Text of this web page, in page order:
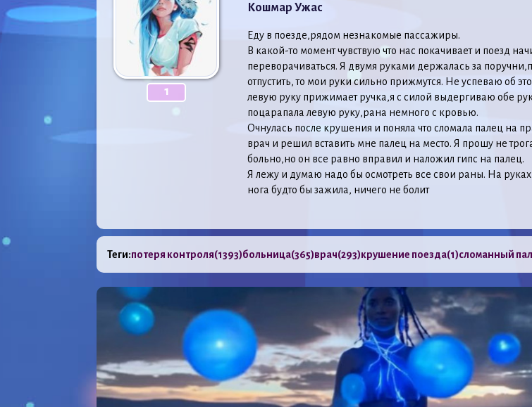
1
Кошмар Ужас
Еду в поезде,рядом незнакомые пассажиры.
В какой-то момент чувствую что нас покачивает и поезд
переворачиваться. Я двумя руками держалась за
отпустить, то мои руки сильно прижмутся. Не успеваю об
левую руку прижимает ручка,я с силой выдергиваю обе
поцарапала левую руку,рана немного с кровью.
Очнулась после крушения и поняла что сломала палец на
врач и решил вставить мне палец на место. Я прошу не
больно,но он все равно вправил и наложил гипс на палец.
Я лежу и думаю надо бы осмотреть все свои раны. На
нога будто бы зажила, ничего не болит
Теги:потеря контроля(1393)больница(365)врач(293)крушение поезда(1)сломанный